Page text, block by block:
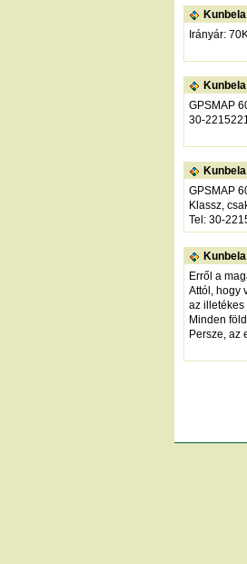
Kunbela
Irányár:
Kunbela
GPSMAP
30-
Kunbela
GPSMAP
Klassz,
Tel: 30-
Kunbela
Erről a
Attól, hogy
az illetékes
Minden
Persze, az